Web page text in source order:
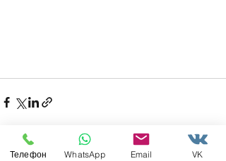
Телефон WhatsApp Email VK